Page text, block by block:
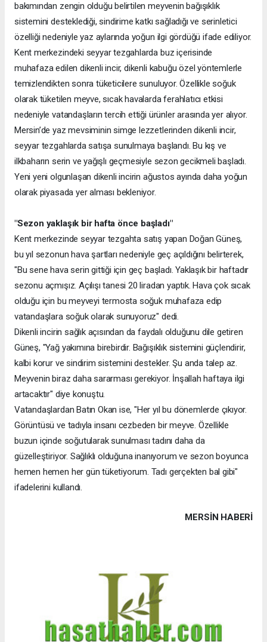
bakımından zengin olduğu belirtilen meyvenin bağışıklık
sistemini desteklediği, sindirime katkı sağladığı ve serinletici
özelliği nedeniyle yaz aylarında yoğun ilgi gördüğü ifade ediliyor.
Kent merkezindeki seyyar tezgahlarda buz içerisinde
muhafaza edilen dikenli incir, dikenli kabuğu özel yöntemlerle
temizlendikten sonra tüketicilere sunuluyor. Özellikle soğuk
olarak tüketilen meyve, sıcak havalarda ferahlatıcı etkisi
nedeniyle vatandaşların tercih ettiği ürünler arasında yer alıyor.
Mersin’de yaz mevsiminin simge lezzetlerinden dikenli incir,
seyyar tezgahlarda satışa sunulmaya başlandı. Bu kış ve
ilkbaharın serin ve yağışlı geçmesiyle sezon gecikmeli başladı.
Yeni yeni olgunlaşan dikenli incirin ağustos ayında daha yoğun
olarak piyasada yer alması bekleniyor.
"Sezon yaklaşık bir hafta önce başladı"
Kent merkezinde seyyar tezgahta satış yapan Doğan Güneş,
bu yıl sezonun hava şartları nedeniyle geç açıldığını belirterek,
"Bu sene hava serin gittiği için geç başladı. Yaklaşık bir haftadır
sezonu açmışız. Açılışı tanesi 20 liradan yaptık. Hava çok sıcak
olduğu için bu meyveyi termosta soğuk muhafaza edip
vatandaşlara soğuk olarak sunuyoruz" dedi.
Dikenli incirin sağlık açısından da faydalı olduğunu dile getiren
Güneş, "Yağ yakımına birebirdir. Bağışıklık sistemini güçlendirir,
kalbi korur ve sindirim sistemini destekler. Şu anda talep az.
Meyvenin biraz daha sararması gerekiyor. İnşallah haftaya ilgi
artacaktır" diye konuştu.
Vatandaşlardan Batın Okan ise, "Her yıl bu dönemlerde çıkıyor.
Görüntüsü ve tadıyla insanı cezbeden bir meyve. Özellikle
buzun içinde soğutularak sunulması tadını daha da
güzelleştiriyor. Sağlıklı olduğuna inanıyorum ve sezon boyunca
hemen hemen her gün tüketiyorum. Tadı gerçekten bal gibi"
ifadelerini kullandı.
MERSIN HABERİ